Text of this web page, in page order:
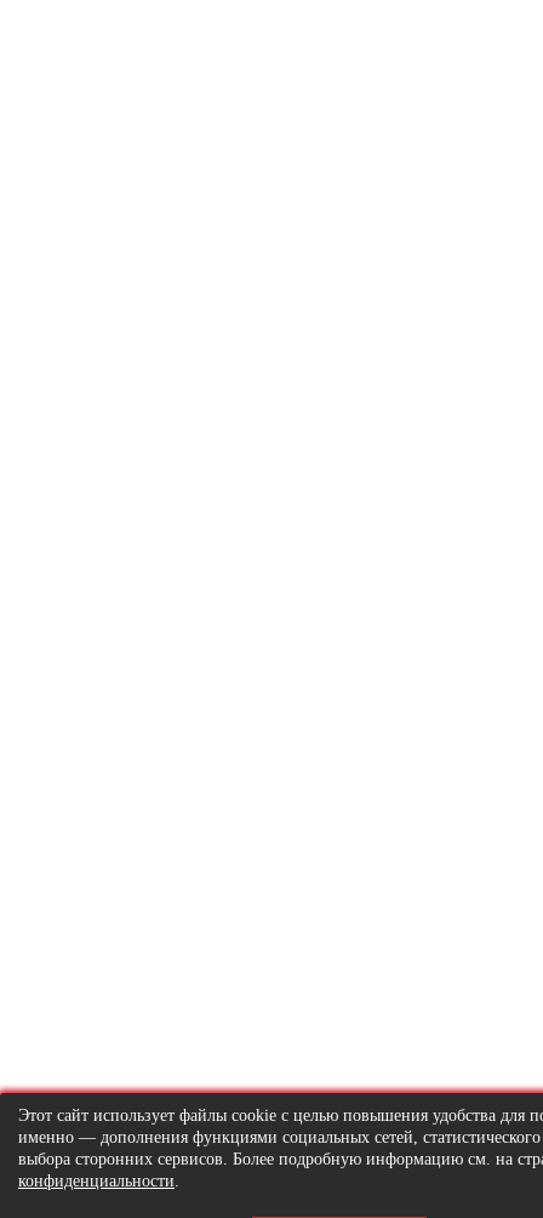
Этот сайт использует файлы cookie с целью повышения удобства для
именно — дополнения функциями социальных сетей, статистического
выбора сторонних сервисов. Более подробную информацию см. на
конфиденциальности.